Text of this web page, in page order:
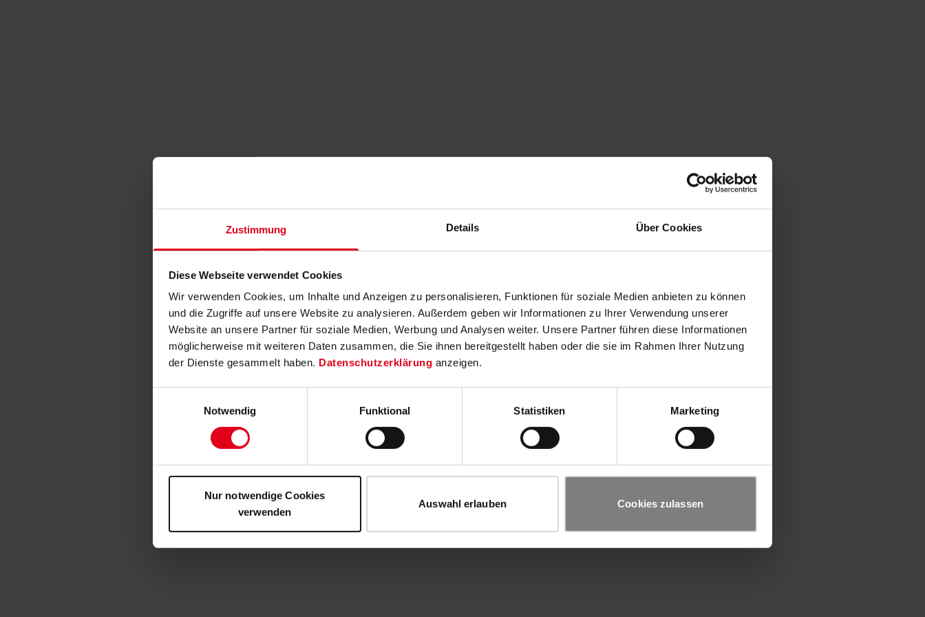
Zustimmung Details Über Cookies
Diese Webseite verwendet Cookies
Wir verwenden Cookies, um Inhalte und Anzeigen zu personalisieren, Funktionen für soziale Medien anbieten zu können
und die Zugriffe auf unsere Website zu analysieren. Außerdem geben wir Informationen zu Ihrer Verwendung unserer
Website an unsere Partner für soziale Medien, Werbung und Analysen weiter. Unsere Partner führen diese Informationen
möglicherweise mit weiteren Daten zusammen, die Sie ihnen bereitgestellt haben oder die sie im Rahmen Ihrer Nutzung
der Dienste gesammelt haben. Datenschutzerklärung anzeigen.
Notwendig
Funktional Statistiken Marketing
Nur notwendige Cookies
verwenden
Auswahl erlauben Cookies zulassen